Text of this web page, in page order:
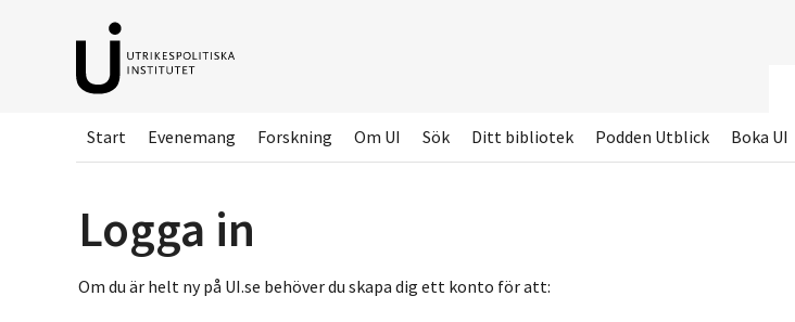
Start Evenemang Forskning Om UI Sök Ditt bibliotek Podden Utblick Boka UI
Logga in
Om du är helt ny på UI.se behöver du skapa dig ett konto för att: